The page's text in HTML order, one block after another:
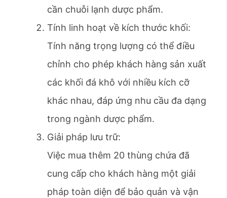
cần chuỗi lạnh dược phẩm.
Tính linh hoạt về kích thước khối:
Tính năng trọng lượng có thể điều
chỉnh cho phép khách hàng sản xuất
các khối đá khô với nhiều kích cỡ
khác nhau, đáp ứng nhu cầu đa dạng
trong ngành dược phẩm.
Giải pháp lưu trữ:
Việc mua thêm 20 thùng chứa đã
cung cấp cho khách hàng một giải
pháp toàn diện để bảo quản và vận